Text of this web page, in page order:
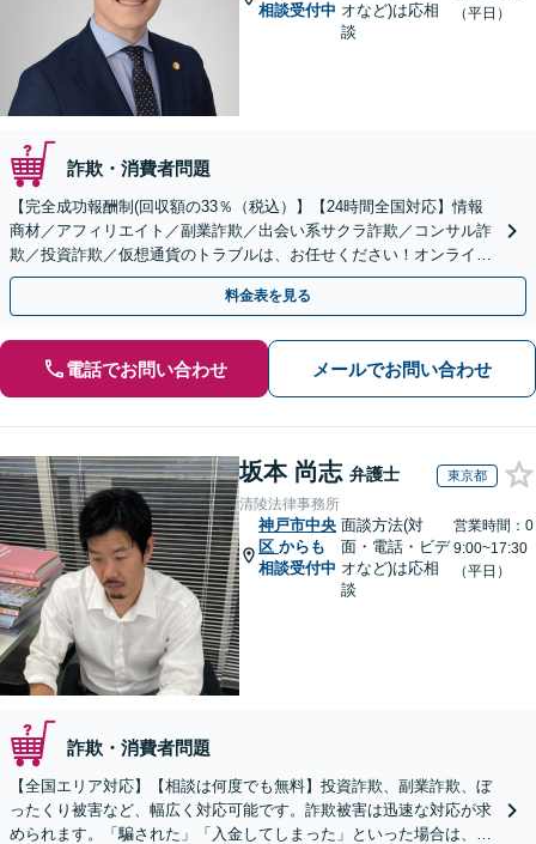
相談受付中 オなど)は応相
談
（平日）
詐欺・消費者問題
【完全成功報酬制(回収額の33％（税込）】【24時間全国対応】情報
商材／アフィリエイト／副業詐欺／出会い系サクラ詐欺／コンサル詐
欺／投資詐欺／仮想通貨のトラブルは、お任せください！オンライン
のみで解決も可能！
料金表を見る
電話でお問い合わせ メールでお問い合わせ
坂本 尚志 弁護士 東京都
清陵法律事務所
神戸市中央
区 からも
相談受付中
面談方法(対
面・電話・ビデ
オなど)は応相
談
営業時間：0
9:00~17:30
（平日）
詐欺・消費者問題
【全国エリア対応】【相談は何度でも無料】投資詐欺、副業詐欺、ぼ
ったくり被害など、幅広く対応可能です。詐欺被害は迅速な対応が求
められます。「騙された」「入金してしまった」といった場合は、お